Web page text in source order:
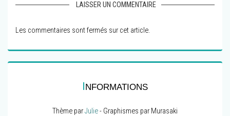
LAISSER UN COMMENTAIRE
Les commentaires sont fermés sur cet article.
INFORMATIONS
Thème parJulie- Graphismes par Murasaki